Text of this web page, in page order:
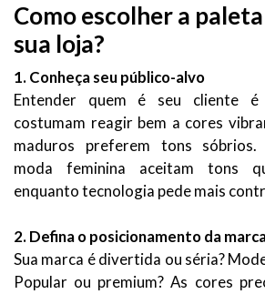
Como escolher a
sua loja?
1. Conheça seu público-alvo
Entender quem é seu cliente é
costumam reagir bem a cores
maduros preferem tons sóbrios.
moda feminina aceitam tons
enquanto tecnologia pede mais
2. Defina o posicionamento da
Sua marca é divertida ou séria?
Popular ou premium? As cores